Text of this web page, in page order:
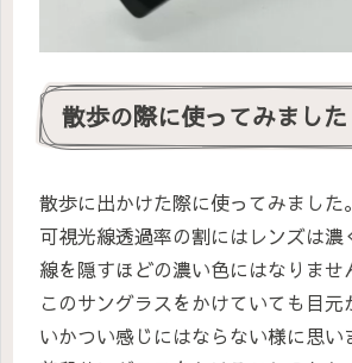
散歩の際に使ってみました
散歩に出かけた際に使ってみました。
可視光線透過率の割にはレンズは濃
線を隠すほどの濃い色にはなりませ
このサングラスをかけていても目元
いかつい感じにはならない様に思い